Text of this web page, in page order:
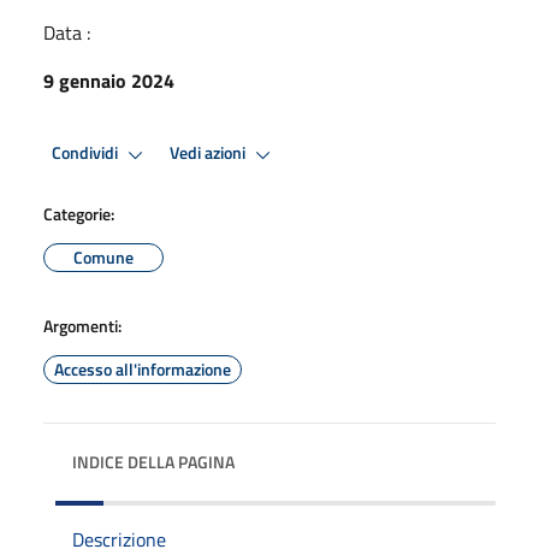
Data :
9 gennaio 2024
Condividi Vedi azioni
Categorie:
Comune
Argomenti:
Accesso all'informazione
INDICE DELLA PAGINA
Descrizione